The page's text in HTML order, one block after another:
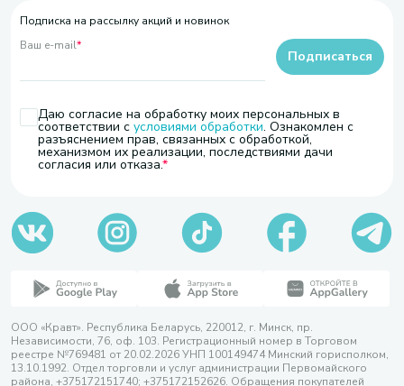
Подписка на рассылку акций и новинок
Ваш e-mail*
Даю согласие на обработку моих персональных в
соответствии с условиями обработки. Ознакомлен с
разъяснением прав, связанных с обработкой,
механизмом их реализации, последствиями дачи
согласия или отказа.
Подписаться
ООО «Кравт». Республика Беларусь, 220012, г. Минск, пр.
Независимости, 76, оф. 103. Регистрационный номер в Торговом
реестре №769481 от 20.02.2026 УНП 100149474 Минский горисполком,
13.10.1992. Отдел торговли и услуг администрации Первомайского
района, +375172151740; +375172152626. Обращения покупателей